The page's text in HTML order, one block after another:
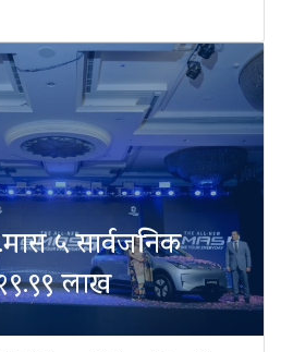
५ सार्वजनिक
लाख